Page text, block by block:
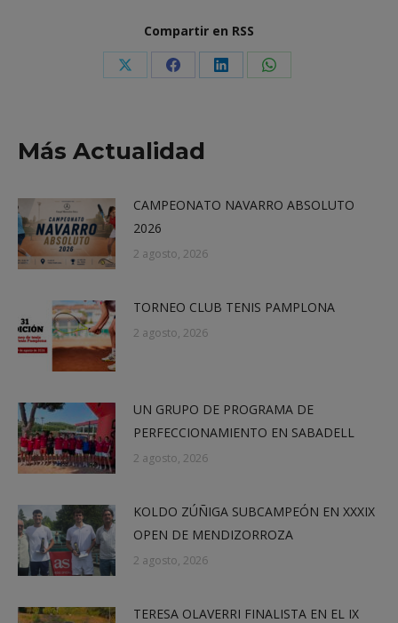
Compartir en RSS
Share Share Share Share
Más Actualidad
CAMPEONATO NAVARRO ABSOLUTO
2026
2 agosto, 2026
TORNEO CLUB TENIS PAMPLONA
2 agosto, 2026
UN GRUPO DE PROGRAMA DE
PERFECCIONAMIENTO EN SABADELL
2 agosto, 2026
KOLDO ZÚÑIGA SUBCAMPEÓN EN XXXIX
OPEN DE MENDIZORROZA
2 agosto, 2026
TERESA OLAVERRI FINALISTA EN EL IX